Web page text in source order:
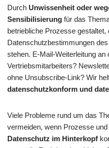
Durch Unwissenheit oder
Sensibilisierung für das
betriebliche Prozesse gestaltet,
Datenschutzbestimmungen
stehen. E-Mail-Weiterleitung
Vertriebsmitarbeiters?
ohne Unsubscribe-Link? Wir
datenschutzkonform und
Viele Probleme rund um das
vermeiden, wenn Prozesse und
Datenschutz im Hinterkopf